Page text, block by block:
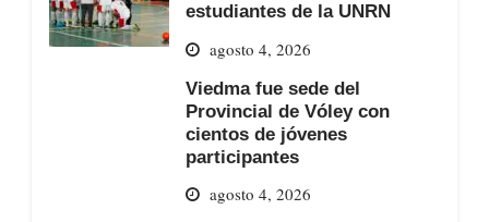
estudiantes de la UNRN
agosto 4, 2026
Viedma fue sede del
Provincial de Vóley con
cientos de jóvenes
participantes
agosto 4, 2026